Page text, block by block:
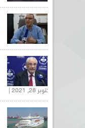
أكتوبر 28, 2021 |